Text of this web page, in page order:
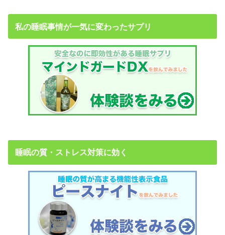
私の睡眠事情が一気に変わったサプリ
睡眠の質・ストレス対策に効く